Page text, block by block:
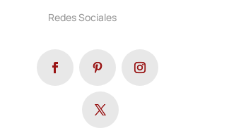
Redes Sociales